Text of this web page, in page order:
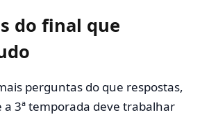
do final que
perguntas do que respostas,
a 3ª temporada deve trabalhar